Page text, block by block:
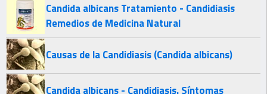
Candida albicans Tratamiento - Candidiasis
Remedios de Medicina Natural
Causas de la Candidiasis (Candida albicans)
Candida albicans - Candidiasis. Síntomas